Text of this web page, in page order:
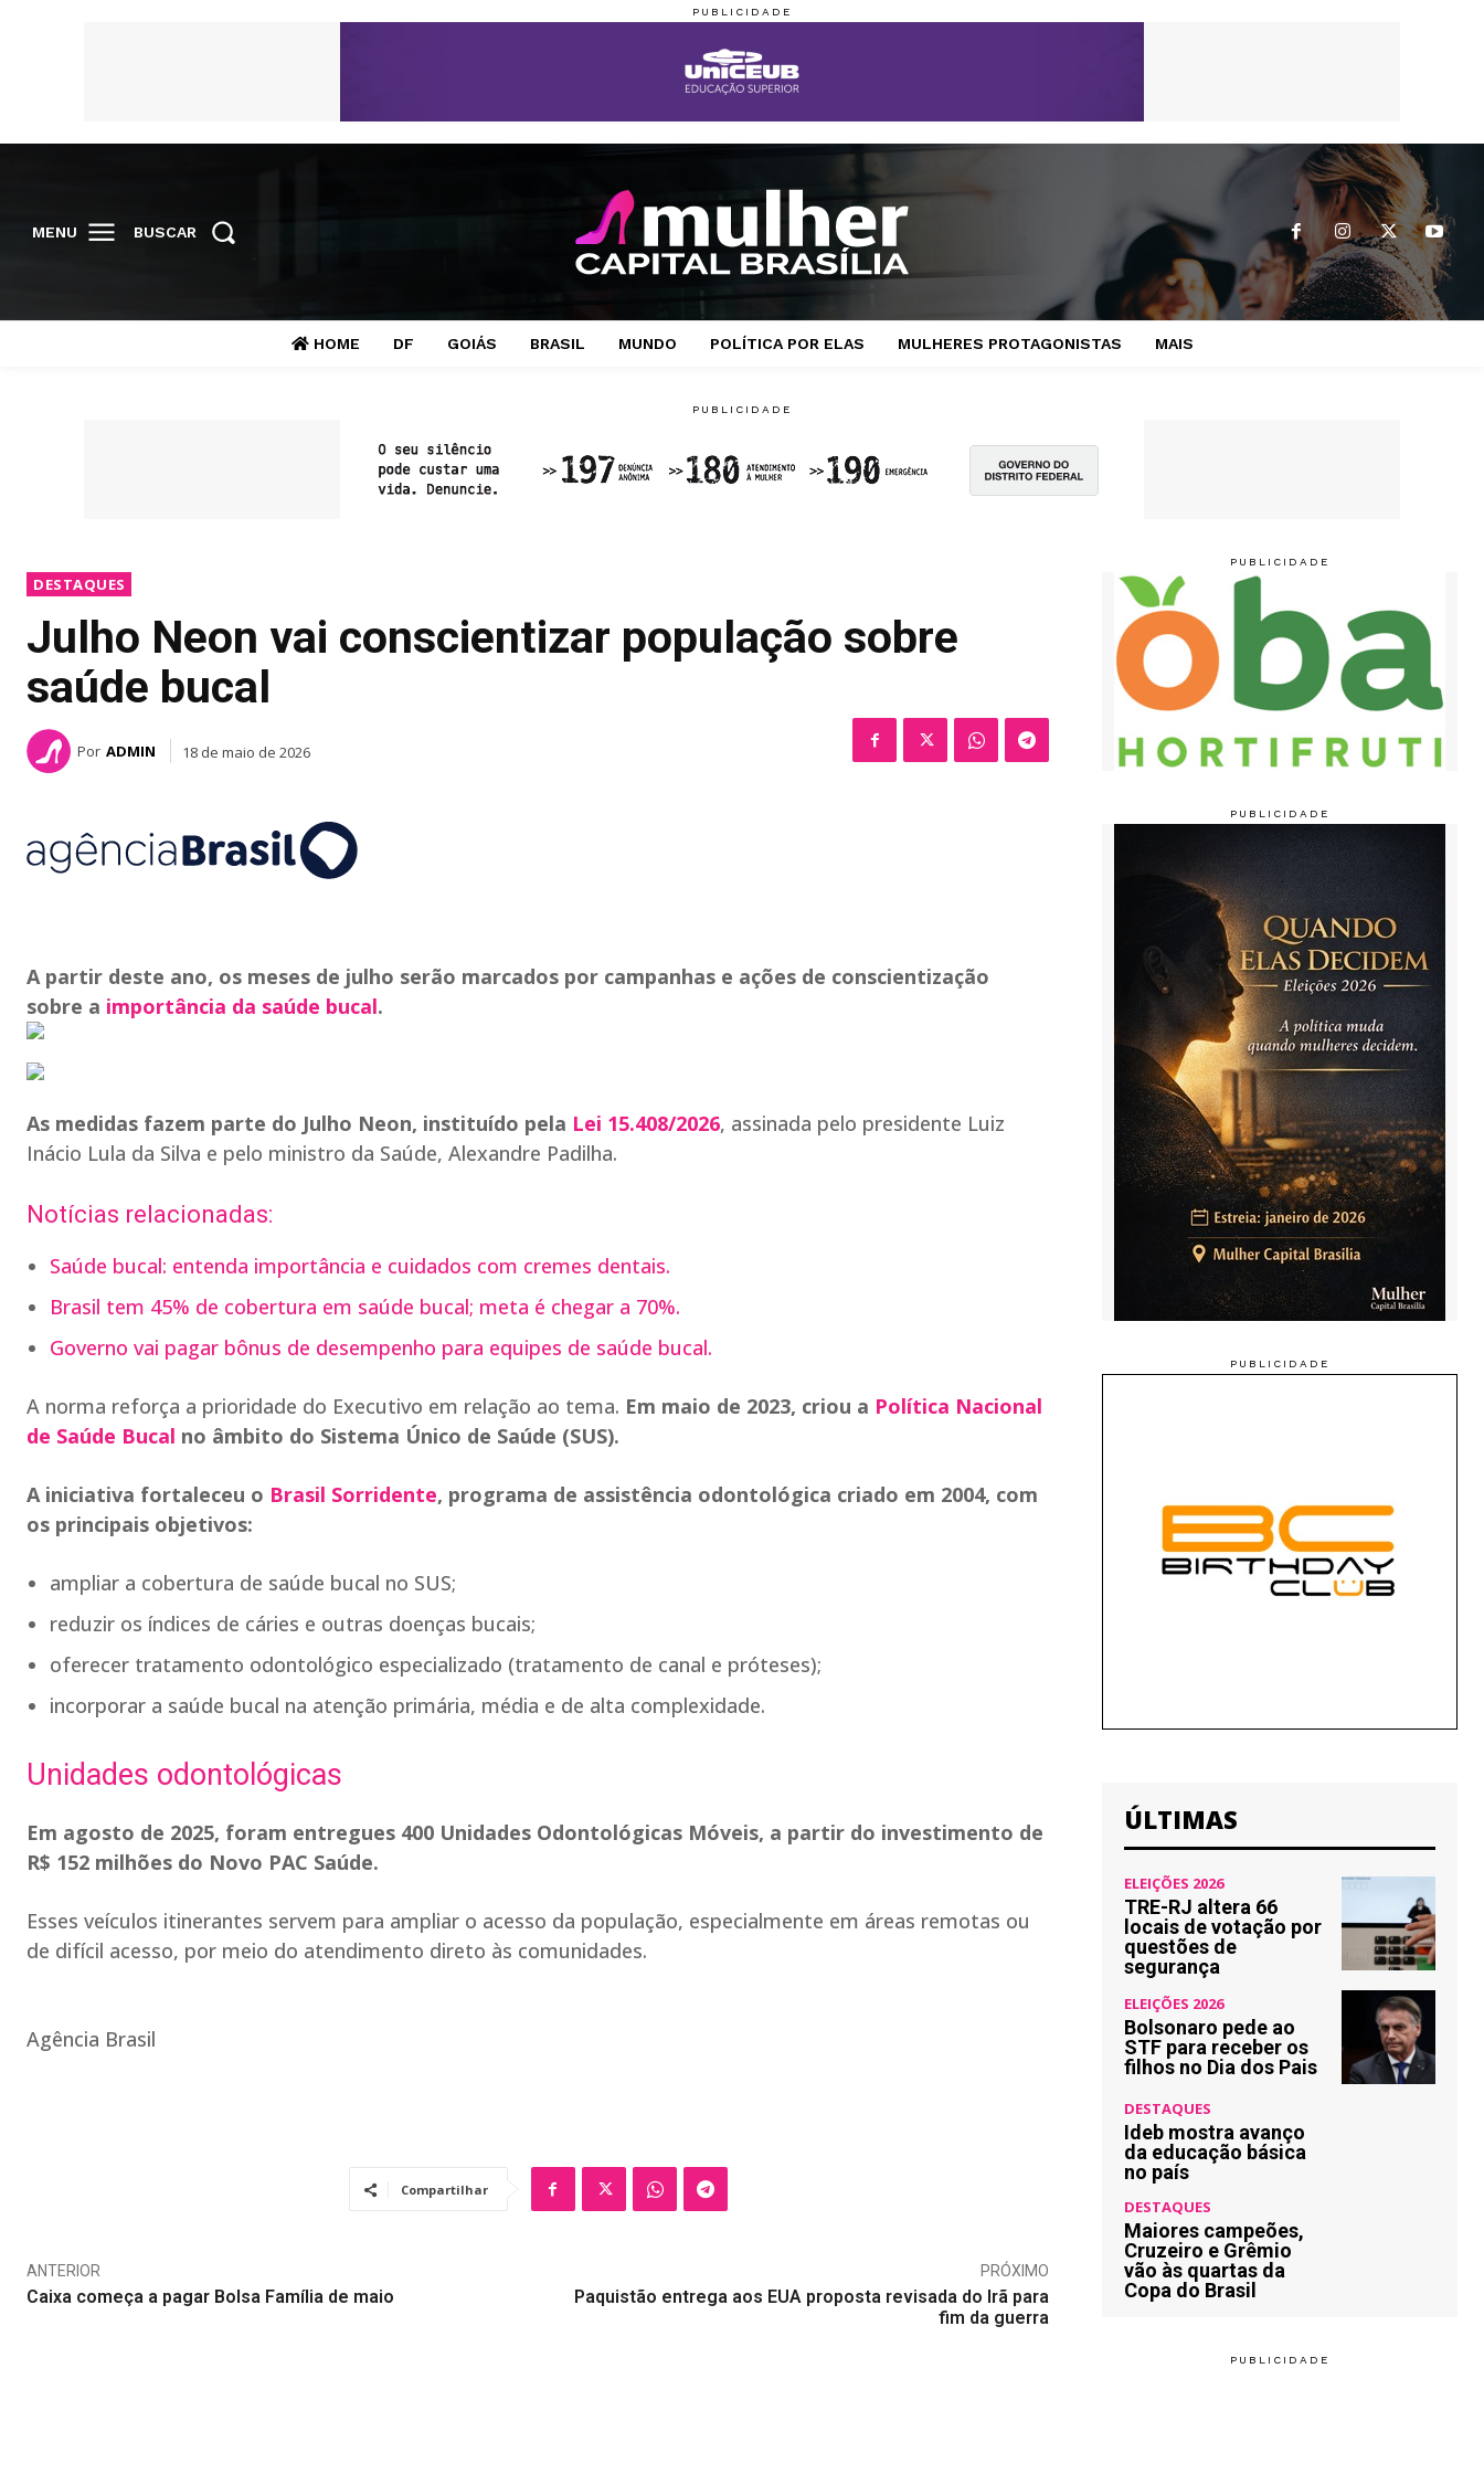
MENU BUSCAR
HOME DF GOIÁS BRASIL MUNDO POLÍTICA POR ELAS MULHERES PROTAGONISTAS MAIS
DESTAQUES
Julho Neon vai conscientizar população sobre
saúde bucal
Por ADMIN 18 de maio de 2026
A partir deste ano, os meses de julho serão marcados por campanhas e ações de conscientização
sobre a importância da saúde bucal.
As medidas fazem parte do Julho Neon, instituído pela Lei 15.408/2026, assinada pelo presidente Luiz
Inácio Lula da Silva e pelo ministro da Saúde, Alexandre Padilha.
Notícias relacionadas:
Saúde bucal: entenda importância e cuidados com cremes dentais.
Brasil tem 45% de cobertura em saúde bucal; meta é chegar a 70%.
Governo vai pagar bônus de desempenho para equipes de saúde bucal.
A norma reforça a prioridade do Executivo em relação ao tema. Em maio de 2023, criou a Política Nacional
de Saúde Bucal no âmbito do Sistema Único de Saúde (SUS).
A iniciativa fortaleceu o Brasil Sorridente, programa de assistência odontológica criado em 2004, com
os principais objetivos:
ampliar a cobertura de saúde bucal no SUS;
reduzir os índices de cáries e outras doenças bucais;
oferecer tratamento odontológico especializado (tratamento de canal e próteses);
incorporar a saúde bucal na atenção primária, média e de alta complexidade.
Unidades odontológicas
Em agosto de 2025, foram entregues 400 Unidades Odontológicas Móveis, a partir do investimento de
R$ 152 milhões do Novo PAC Saúde.
Esses veículos itinerantes servem para ampliar o acesso da população, especialmente em áreas remotas ou
de difícil acesso, por meio do atendimento direto às comunidades.
Agência Brasil
Compartilhar
ANTERIOR
Caixa começa a pagar Bolsa Família de maio
PRÓXIMO
Paquistão entrega aos EUA proposta revisada do Irã para
fim da guerra
ÚLTIMAS
ELEIÇÕES 2026
TRE-RJ altera 66
locais de votação por
questões de
segurança
ELEIÇÕES 2026
Bolsonaro pede ao
STF para receber os
filhos no Dia dos Pais
DESTAQUES
Ideb mostra avanço
da educação básica
no país
DESTAQUES
Maiores campeões,
Cruzeiro e Grêmio
vão às quartas da
Copa do Brasil